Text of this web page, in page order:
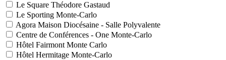
Le Square Théodore Gastaud
Le Sporting Monte-Carlo
Agora Maison Diocésaine - Salle Polyvalente
Centre de Conférences - One Monte-Carlo
Hôtel Fairmont Monte Carlo
Hôtel Hermitage Monte-Carlo